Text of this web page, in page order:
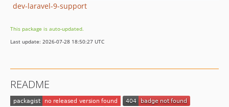
dev-laravel-9-support
This package is auto-updated.
Last update: 2026-07-28 18:50:27 UTC
README